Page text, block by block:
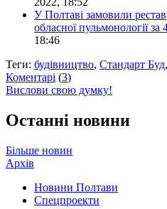
У Полтаві замовили
обласної пульмонології за
18:46
Теги: будівництво, Стандарт Буд,
Коментарі (3)
Вислови свою думку!
Останні новини
Більше новин
Архів
Новини Полтави
Спецпроекти